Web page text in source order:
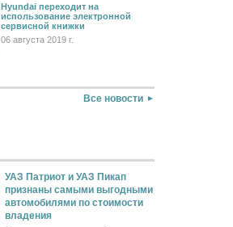
Hyundai переходит на
использование электронной
сервисной книжки
06 августа 2019 г.
Все новости
УАЗ Патриот и УАЗ Пикап
признаны самыми выгодными
автомобилями по стоимости
владения